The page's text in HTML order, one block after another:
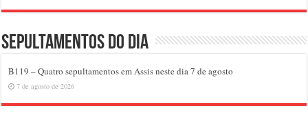
Sepultamentos do dia
B119 – Quatro sepultamentos em Assis neste dia 7 de agosto
7 de agosto de 2026